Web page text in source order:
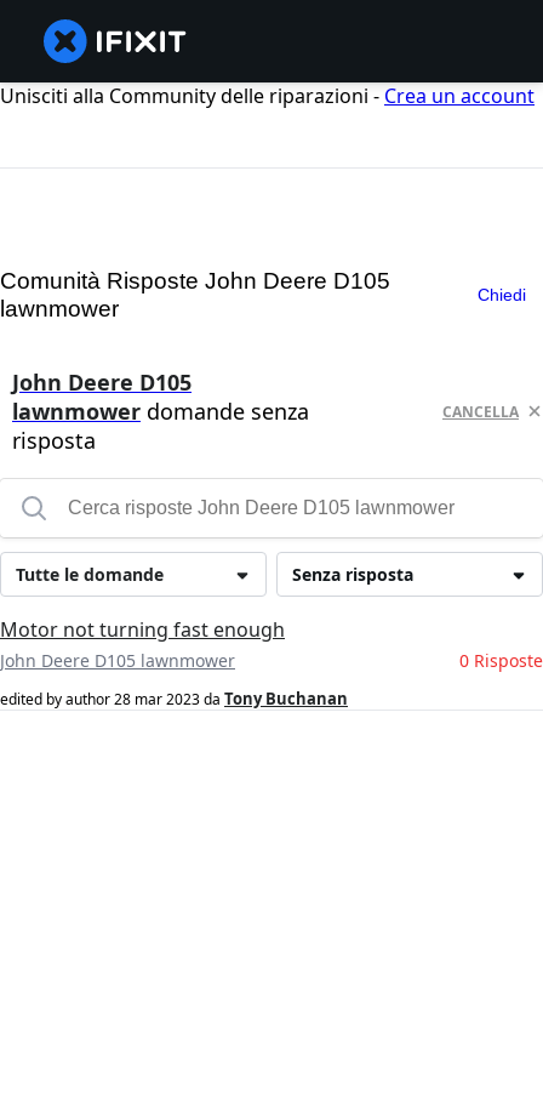
Unisciti alla Community delle riparazioni - Crea un account
Comunità Risposte John Deere D105
lawnmower
Chiedi
John Deere D105
lawnmower domande senza
risposta
CANCELLA
Senza risposta
Tutte le domande
Motor not turning fast enough
John Deere D105 lawnmower 0 Risposte
edited by author28 mar 2023da Tony Buchanan